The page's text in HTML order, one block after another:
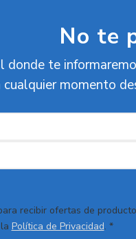
No te
donde te
cualquier momento
recibir ofertas de
Política de Privacidad. *